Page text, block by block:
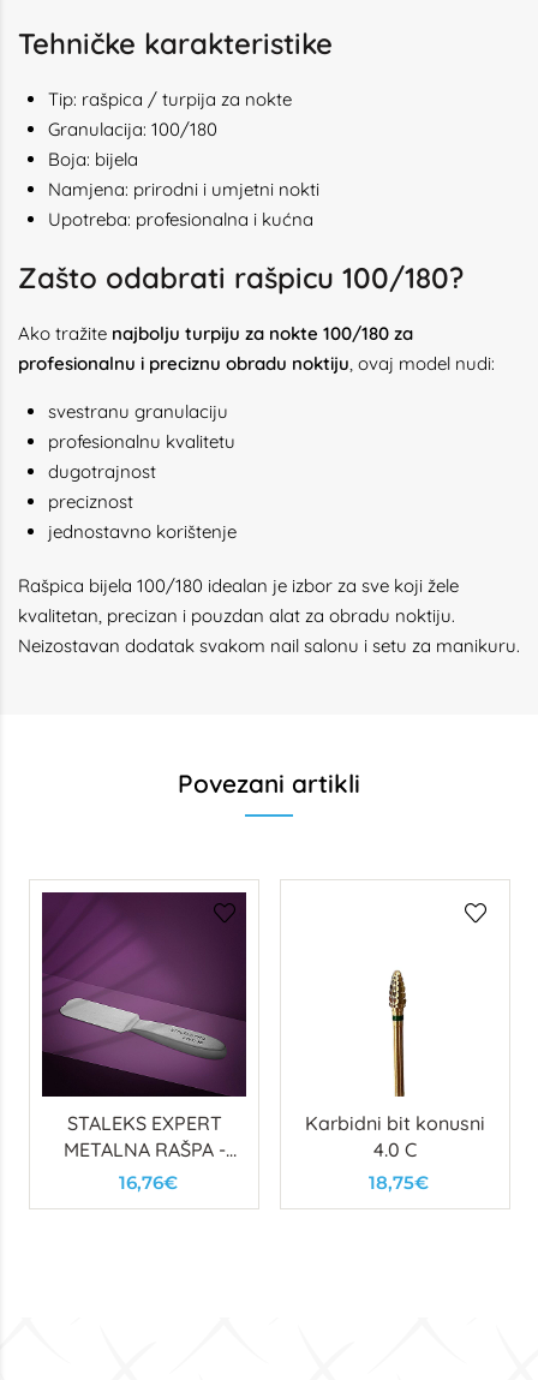
Tehničke karakteristike
Tip: rašpica / turpija za nokte
Granulacija: 100/180
Boja: bijela
Namjena: prirodni i umjetni nokti
Upotreba: profesionalna i kućna
Zašto odabrati rašpicu 100/180?
Ako tražite najbolju turpiju za nokte 100/180 za
profesionalnu i preciznu obradu noktiju, ovaj model nudi:
svestranu granulaciju
profesionalnu kvalitetu
dugotrajnost
preciznost
jednostavno korištenje
Rašpica bijela 100/180 idealan je izbor za sve koji žele
kvalitetan, precizan i pouzdan alat za obradu noktiju.
Neizostavan dodatak svakom nail salonu i setu za manikuru.
Povezani artikli
STALEKS EXPERT
METALNA RAŠPA -
BAZA
16,76€
Karbidni bit konusni
4.0 C
18,75€